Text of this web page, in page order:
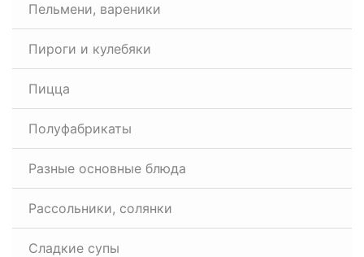
Пельмени, вареники
Пироги и кулебяки
Пицца
Полуфабрикаты
Разные основные блюда
Рассольники, солянки
Сладкие супы